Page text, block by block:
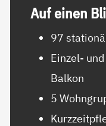
Auf ei­nen
97
Einzel-
Balkon
5